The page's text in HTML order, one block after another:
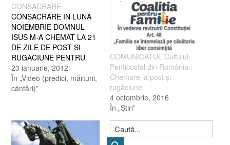
CONSACRARE
CONSACRARE IN LUNA
NOIEMBRIE DOMNUL
ISUS M-A CHEMAT LA 21
DE ZILE DE POST SI
RUGACIUNE PENTRU
BISERICA LUI. DE CE?
Pentru că trăim vremurile
de pe urmă şi DOMNUL
îndrăgostită de El, care Îl
ascultă şi-L caută cu o
dragoste fierbinte.…
23 ianuarie, 2012
În „Video (predici, mărturii,
cântări)”
COMUNICATUL Cultului
Penticostal din România :
Chemare la post şi
rugăciune
4 octombrie, 2016
În „Ştiri”